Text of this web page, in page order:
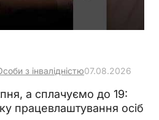
з інвалідністю07.08.2026
а сплачуємо до 19:
працевлаштування осіб